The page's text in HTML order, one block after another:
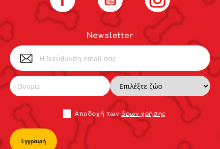
Newsletter
Αποδoχή τωνόρων χρήσης